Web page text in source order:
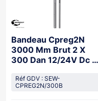
Bandeau Cpreg2N
3000 Mm Brut 2 X
300 Dan 12/24V Dc +
Réf GDV : SEW-
CPREG2N/300B